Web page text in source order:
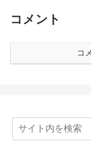
コメント
コ